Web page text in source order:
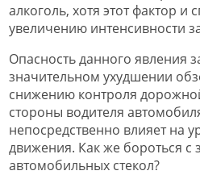
алкоголь, хотя этот фактор и
увеличению интенсивности
Опасность данного явления
значительном ухудшении
снижению контроля
стороны водителя
непосредственно влияет на
движения. Как же бороться с
автомобильных стекол?